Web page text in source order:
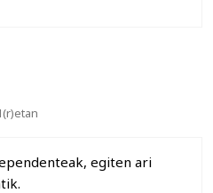
egiten ari